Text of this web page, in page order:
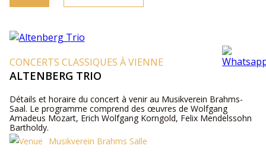
CONCERTS CLASSIQUES À VIENNE
ALTENBERG TRIO
Détails et horaire du concert à venir au Musikverein Brahms-
Saal. Le programme comprend des œuvres de Wolfgang
Amadeus Mozart, Erich Wolfgang Korngold, Felix Mendelssohn
Bartholdy.
Musikverein Brahms Salle